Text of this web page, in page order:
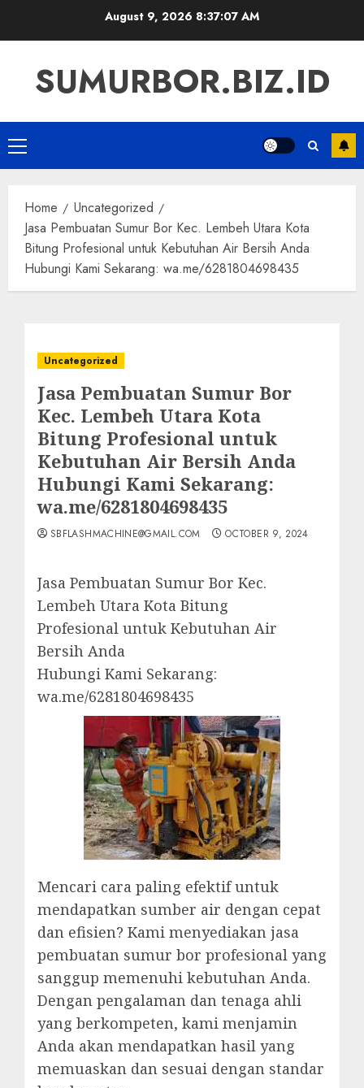
August 9, 2026 8:37:08 AM
SUMURBOR.BIZ.ID
Primary
Menu
Home
Uncategorized
Jasa Pembuatan Sumur Bor Kec. Lembeh Utara Kota
Bitung Profesional untuk Kebutuhan Air Bersih Anda
Hubungi Kami Sekarang: wa.me/6281804698435
Uncategorized
Jasa Pembuatan Sumur Bor
Kec. Lembeh Utara Kota
Bitung Profesional untuk
Kebutuhan Air Bersih Anda
Hubungi Kami Sekarang:
wa.me/6281804698435
SBFLASHMACHINE@GMAIL.COM OCTOBER 9, 2024
Jasa Pembuatan Sumur Bor Kec.
Lembeh Utara Kota Bitung
Profesional untuk Kebutuhan Air
Bersih Anda
Hubungi Kami Sekarang:
wa.me/6281804698435
Mencari cara paling efektif untuk
mendapatkan sumber air dengan cepat
dan efisien? Kami menyediakan jasa
pembuatan sumur bor profesional yang
sanggup memenuhi kebutuhan Anda.
Dengan pengalaman dan tenaga ahli
yang berkompeten, kami menjamin
Anda akan mendapatkan hasil yang
memuaskan dan sesuai dengan standar